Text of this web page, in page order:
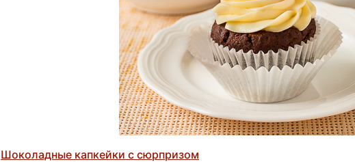
Шоколадные капкейки с сюрпризом